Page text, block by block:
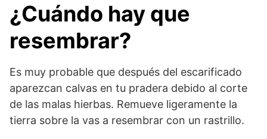
¿Cuándo hay que
resembrar?
Es muy probable que después del escarificado
aparezcan calvas en tu pradera debido al corte
de las malas hierbas. Remueve ligeramente la
tierra sobre la vas a resembrar con un rastrillo.